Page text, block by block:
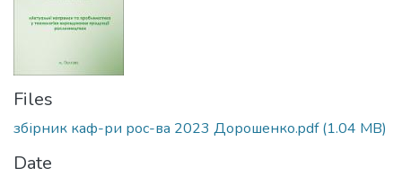
Files
збірник каф-ри рос-ва 2023 Дорошенко.pdf(1.04 MB)
Date